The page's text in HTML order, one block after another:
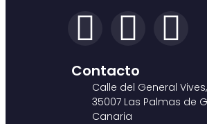
Contacto
Calle del General Vives,
35007 Las Palmas de
Canaria